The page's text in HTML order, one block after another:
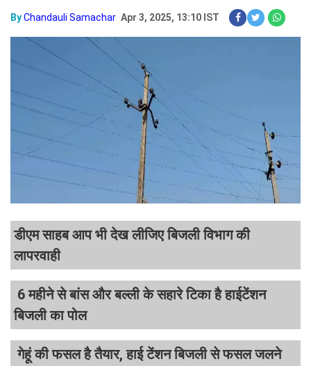
ByChandauli Samachar Apr 3, 2025, 13:10 IST
डीएम साहब आप भी देख लीजिए बिजली विभाग की
लापरवाही
6 महीने से बांस और बल्ली के सहारे टिका है हाईटेंशन
बिजली का पोल
गेहूं की फसल है तैयार, हाई टेंशन बिजली से फसल जलने